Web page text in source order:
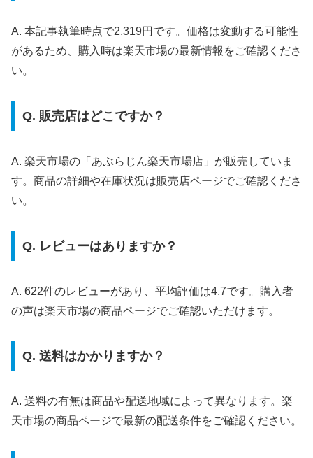
A. 本記事執筆時点で2,319円です。価格は変動する可能性
があるため、購入時は楽天市場の最新情報をご確認くださ
い。
Q. 販売店はどこですか？
A. 楽天市場の「あぶらじん楽天市場店」が販売していま
す。商品の詳細や在庫状況は販売店ページでご確認くださ
い。
Q. レビューはありますか？
A. 622件のレビューがあり、平均評価は4.7です。購入者
の声は楽天市場の商品ページでご確認いただけます。
Q. 送料はかかりますか？
A. 送料の有無は商品や配送地域によって異なります。楽
天市場の商品ページで最新の配送条件をご確認ください。